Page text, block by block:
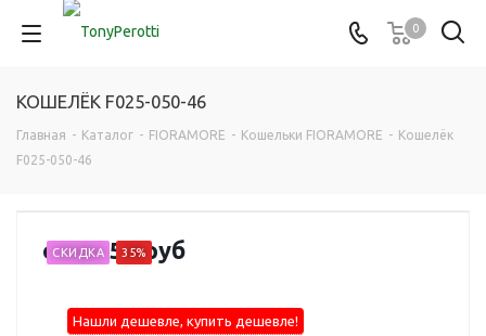
0
КОШЕЛЁК F025-050-46
Главная - Каталог - FIORAMORE - Кошельки FIORAMORE - Кошелёк
F025-050-46
СКИДКА 35%
от2 050 руб
Нашли дешевле, купить дешевле!